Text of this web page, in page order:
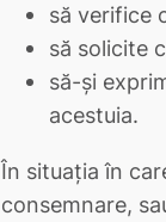
să verifice
să solicite
să-și
acestuia.
În situația în
consemnare,